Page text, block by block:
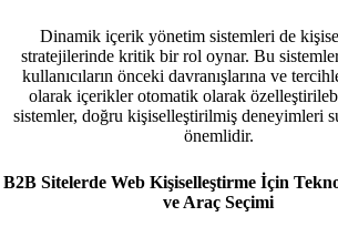
Dinamik içerik yönetim sistemleri de
stratejilerinde kritik bir rol oynar. Bu
kullanıcıların önceki davranışlarına ve
olarak içerikler otomatik olarak
sistemler, doğru kişiselleştirilmiş deneyimleri
önemlidir.
B2B Sitelerde Web Kişiselleştirme İçin
ve Araç Seçimi